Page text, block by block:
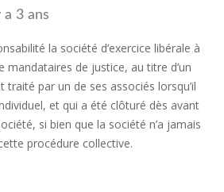
a 3 ans
la société d’exercice libérale à
mandataires de justice, au titre d’un
par un de ses associés lorsqu’il
et qui a été clôturé dès avant
si bien que la société n’a jamais
procédure collective.